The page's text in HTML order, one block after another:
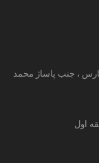
، جنب پاساژ محمد